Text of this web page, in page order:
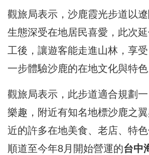
觀旅局表示，沙鹿霞光步道以
生態深受在地居民喜愛，此次
工後，讓遊客能走進山林，享
一步體驗沙鹿的在地文化與特色
觀旅局表示，此步道適合規劃
樂趣，附近有知名地標沙鹿之
近的許多在地美食、老店、特
順道至今年8月開始營運的台中